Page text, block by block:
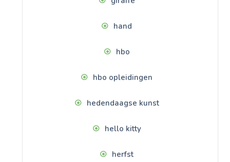
hand
hbo
hbo opleidingen
hedendaagse kunst
hello kitty
herfst